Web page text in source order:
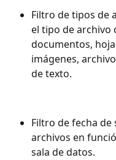
Filtro de tipos de
el tipo de archivo
documentos,
imágenes,
de texto.
Filtro de fecha
archivos en
sala de datos.